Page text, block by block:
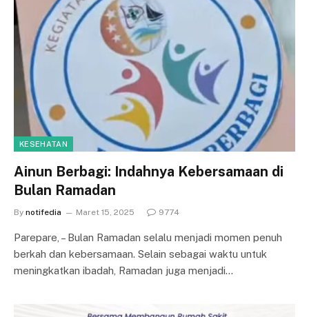
KESEHATAN
Ainun Berbagi: Indahnya Kebersamaan di
Bulan Ramadan
By notifedia Maret 15, 2025 9774
Parepare, – Bulan Ramadan selalu menjadi momen penuh
berkah dan kebersamaan. Selain sebagai waktu untuk
meningkatkan ibadah, Ramadan juga menjadi…